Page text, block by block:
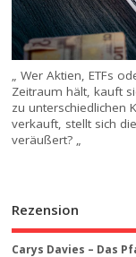
„ Wer Aktien, ETFs
Zeitraum hält, kauft
zu unterschiedlichen
verkauft, stellt sich
veräußert? „
Rezension
Carys Davies – Das